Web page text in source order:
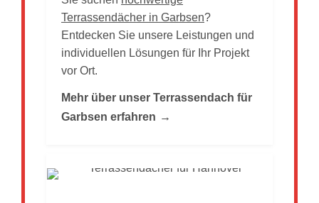
Terrassendächer in Garbsen?
Entdecken Sie unsere Leistungen und
individuellen Lösungen für Ihr Projekt
vor Ort.
Mehr über unser Terrassendach für
Garbsen erfahren →